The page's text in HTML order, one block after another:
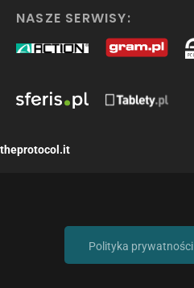
NASZE SERWISY:
theprotocol.it
Polityka prywatności